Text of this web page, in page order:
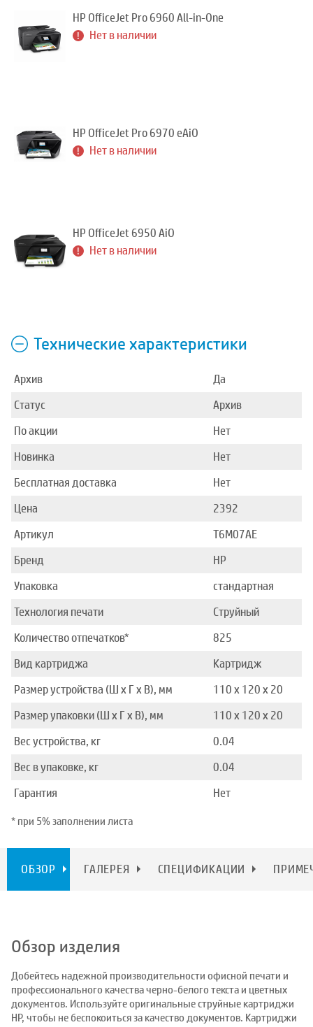
HP OfficeJet Pro 6960 All-in-One
Нет в наличии
HP OfficeJet Pro 6970 eAiO
Нет в наличии
HP OfficeJet 6950 AiO
Нет в наличии
Технические характеристики
Архив
Да
Статус
Архив
По акции
Нет
Новинка
Нет
Бесплатная доставка
Нет
Цена
2392
Артикул
T6M07AE
Бренд
HP
Упаковка
стандартная
Технология печати
Струйный
Количество отпечатков*
825
Вид картриджа
Картридж
Размер устройства (Ш x Г x В), мм
110 x 120 x 20
Размер упаковки (Ш x Г x В), мм
110 x 120 x 20
Вес устройства, кг
0.04
Вес в упаковке, кг
0.04
Гарантия
Нет
* при 5% заполнении листа
ОБЗОР ГАЛЕРЕЯ СПЕЦИФИКАЦИИ
Обзор изделия
Добейтесь надежной производительности офисной печати и
профессионального качества черно-белого текста и цветных
документов. Используйте оригинальные струйные картриджи
HP, чтобы не беспокоиться за качество документов. Картриджи